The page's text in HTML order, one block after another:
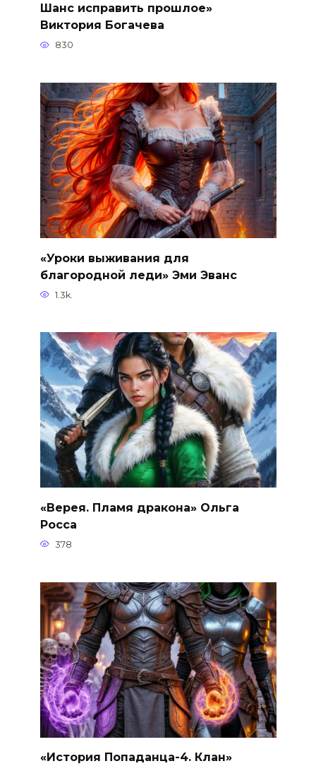
Шанс исправить прошлое»
Виктория Богачева
830
«Уроки выживания для
благородной леди» Эми Эванс
1.3k.
«Верея. Пламя дракона» Ольга
Росса
378
«История Попаданца-4. Клан»